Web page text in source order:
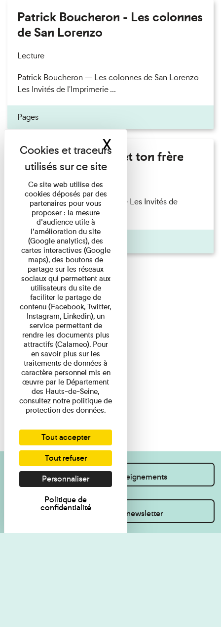
Patrick Boucheron - Les colonnes
de San Lorenzo
Lecture
Patrick Boucheron — Les colonnes de San Lorenzo
Les Invités de l'Imprimerie ...
Pages
Marie Cosnay - Toi et ton frère
Lecture
Marie Cosnay — Toi et ton frère Les Invités de
l'Imprimerie n°10 À ...
Pages
Je souhaite des renseignements
Inscrivez-vous à la newsletter
Ce site web utilise des
cookies déposés par des
partenaires pour vous
proposer : la mesure
d’audience utile à
l’amélioration du site
(Google analytics), des
cartes interactives (Google
maps), des boutons de
partage sur les réseaux
sociaux qui permettent aux
utilisateurs du site de
faciliter le partage de
contenu (Facebook, Twitter,
Instagram, Linkedin), un
service permettant de
rendre les documents plus
attractifs (Calameo). Pour
en savoir plus sur les
traitements de données à
caractère personnel mis en
œuvre par le Département
des Hauts-de-Seine,
consultez notre politique de
protection des données.
Tout accepter
Tout refuser
Personnaliser
Politique de
confidentialité
XMasquer le